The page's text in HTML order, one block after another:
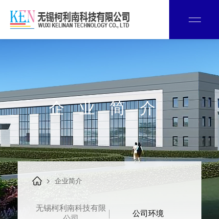
企业简介
企业简介
无锡柯利南科技有限
公司环境